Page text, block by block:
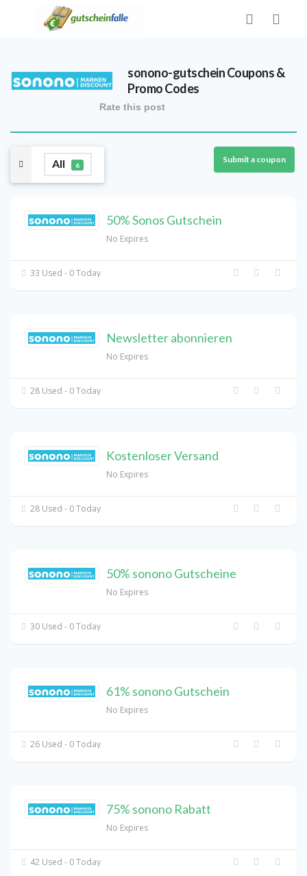
sonono-gutscheinCoupons &
Promo Codes
Rate this post
All 6
Submit a coupon
50% Sonos Gutschein
No Expires
33 Used - 0 Today
Newsletter abonnieren
No Expires
28 Used - 0 Today
Kostenloser Versand
No Expires
28 Used - 0 Today
50% sonono Gutscheine
No Expires
30 Used - 0 Today
61% sonono Gutschein
No Expires
26 Used - 0 Today
75% sonono Rabatt
No Expires
42 Used - 0 Today